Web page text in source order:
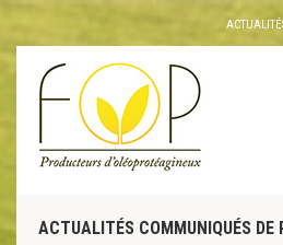
Panneau de gestion des cookies
ACTUALITÉS COMMUNIQUÉS DE